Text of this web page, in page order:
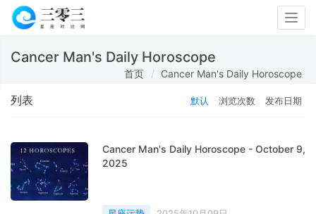
Cancer Man's Daily Horoscope
首页 Cancer Man's Daily Horoscope
列表 默认 浏览次数 发布日期
Cancer Man's Daily Horoscope - October 9,
2025